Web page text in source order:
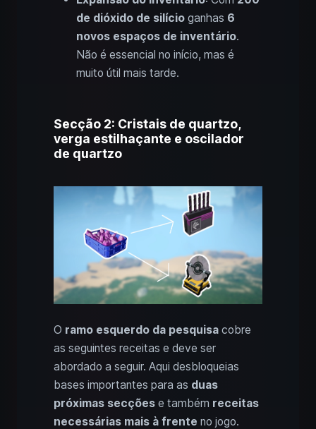
de dióxido de silício ganhas 6
novos espaços de inventário.
Não é essencial no início, mas é
muito útil mais tarde.
Secção 2: Cristais de quartzo,
verga estilhaçante e oscilador
de quartzo
O ramo esquerdo da pesquisa cobre
as seguintes receitas e deve ser
abordado a seguir. Aqui desbloqueias
bases importantes para as duas
próximas secções e também receitas
necessárias mais à frente no jogo.